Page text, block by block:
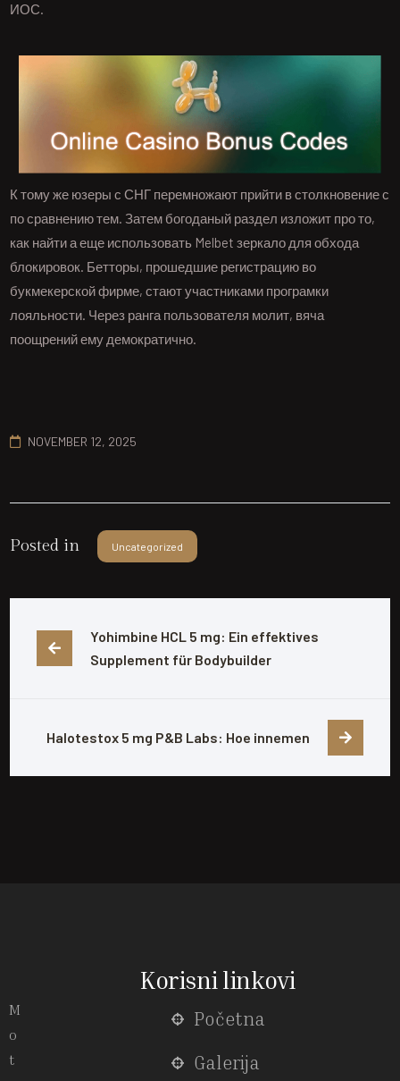
ИОС.
К тому же юзеры с СНГ перемножают прийти в столкновение с
по сравнению тем. Затем богоданый раздел изложит про то,
как найти а еще использовать Melbet зеркало для обхода
блокировок. Бетторы, прошедшие регистрацию во
букмекерской фирме, стают участниками програмки
лояльности. Через ранга пользователя молит, вяча
поощрений ему демократично.
NOVEMBER 12, 2025
Posted in Uncategorized
Yohimbine HCL 5 mg: Ein effektives
Supplement für Bodybuilder
Halotestox 5 mg P&B Labs: Hoe innemen
M
o
t
Korisni linkovi
Početna
Galerija